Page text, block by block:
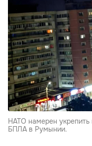
НАТО намерен укрепить
БПЛА в Румынии.